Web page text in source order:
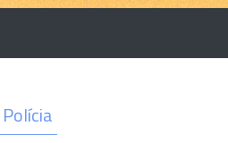
Polícia